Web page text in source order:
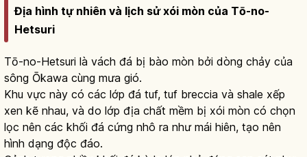
Địa hình tự nhiên và lịch sử xói mòn của Tō-no-
Hetsuri
Tō-no-Hetsuri là vách đá bị bào mòn bởi dòng chảy của
sông Ōkawa cùng mưa gió.
Khu vực này có các lớp đá tuf, tuf breccia và shale xếp
xen kẽ nhau, và do lớp địa chất mềm bị xói mòn có chọn
lọc nên các khối đá cứng nhô ra như mái hiên, tạo nên
hình dạng độc đáo.